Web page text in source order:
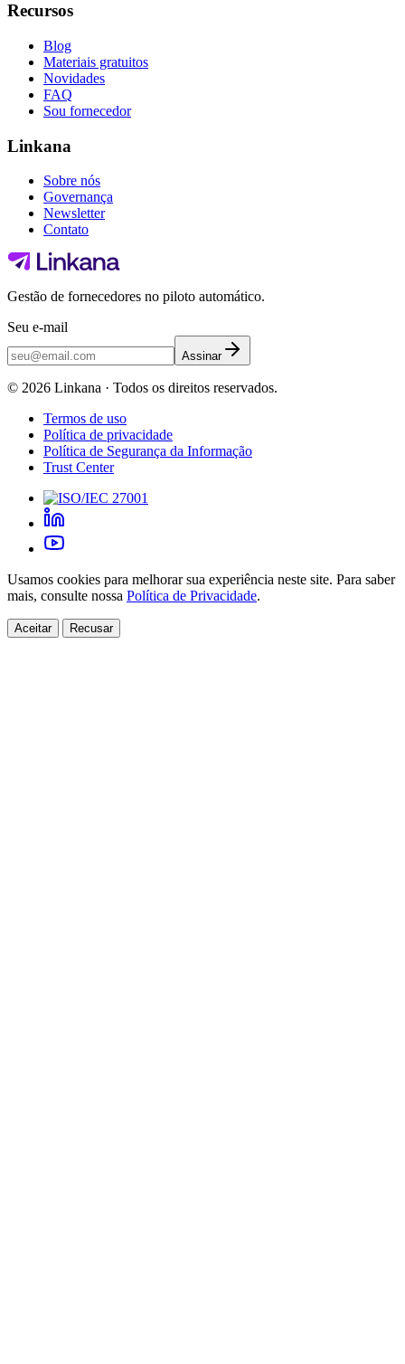
Recursos
Blog
Materiais gratuitos
Novidades
FAQ
Sou fornecedor
Linkana
Sobre nós
Governança
Newsletter
Contato
Gestão de fornecedores no piloto automático.
Seu e-mail
Assinar
© 2026 Linkana · Todos os direitos reservados.
Termos de uso
Política de privacidade
Política de Segurança da Informação
Trust Center
Usamos cookies para melhorar sua experiência neste site. Para saber
mais, consulte nossa Política de Privacidade.
Aceitar Recusar